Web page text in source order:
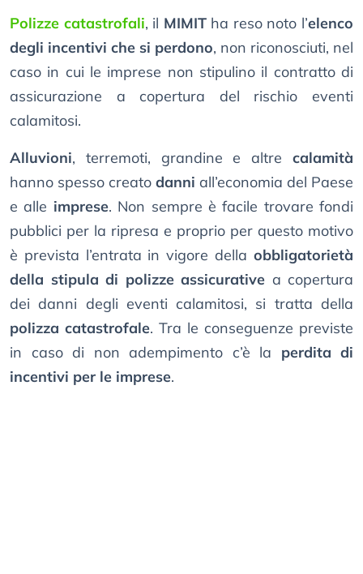
Polizze catastrofali, il MIMITha reso noto l’elenco
degli incentivi che si perdono, non riconosciuti, nel
caso in cui le imprese non stipulino il contratto di
assicurazione a copertura del rischio eventi
calamitosi.
Alluvioni, terremoti, grandine e altre calamità
hanno spesso creato danni all’economia del Paese
e alle imprese. Non sempre è facile trovare fondi
pubblici per la ripresa e proprio per questo motivo
è prevista l’entrata in vigore della obbligatorietà
della stipula di polizze assicurative a copertura
dei danni degli eventi calamitosi, si tratta della
polizza catastrofale. Tra le conseguenze previste
in caso di non adempimento c’è la perdita di
incentivi per le imprese.